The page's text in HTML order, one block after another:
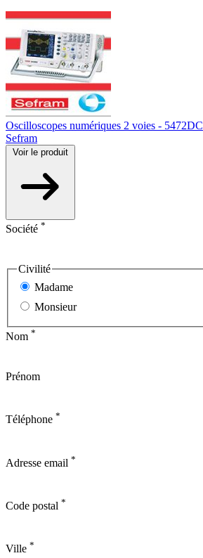
Oscilloscopes numériques 2 voies - 5472DC
Sefram
Voir le produit
Société *
Civilité
Madame
Monsieur
Nom *
Prénom
Téléphone *
Adresse email *
Code postal *
Ville *